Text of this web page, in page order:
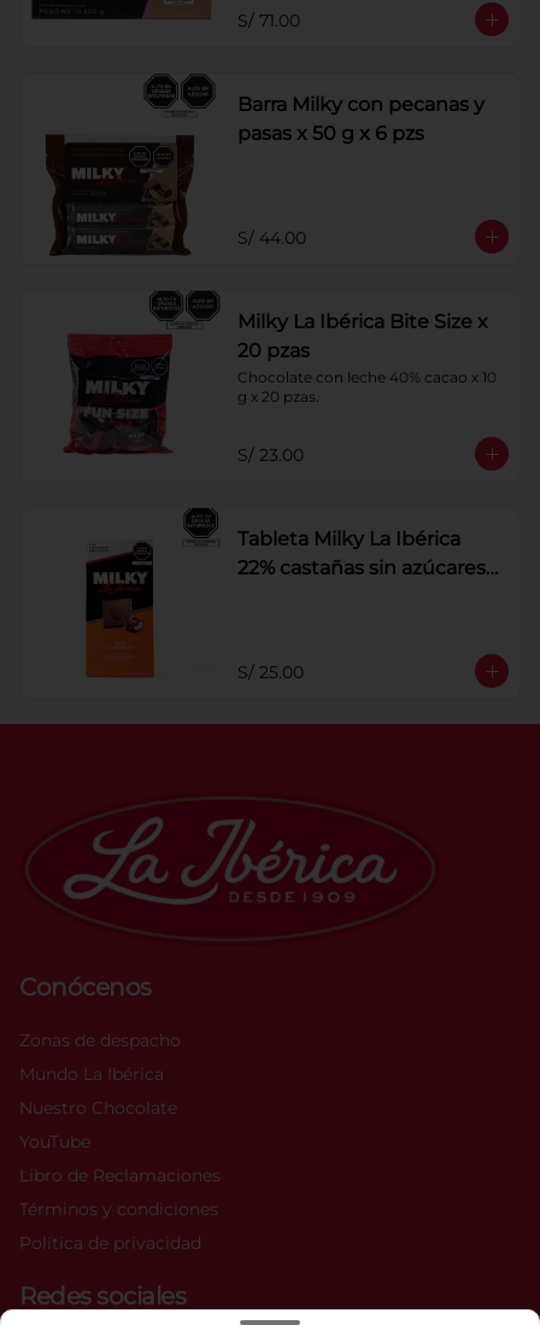
S/ 71.00
Barra Milky con pecanas y
pasas x 50 g x 6 pzs
S/ 44.00
Milky La Ibérica Bite Size x
20 pzas
Chocolate con leche 40% cacao x 10
g x 20 pzas.
S/ 23.00
Tableta Milky La Ibérica
22% castañas sin azúcares
S/ 25.00
Conócenos
Zonas de despacho
Mundo La Ibérica
Nuestro Chocolate
YouTube
Libro de Reclamaciones
Términos y condiciones
Política de privacidad
Redes sociales